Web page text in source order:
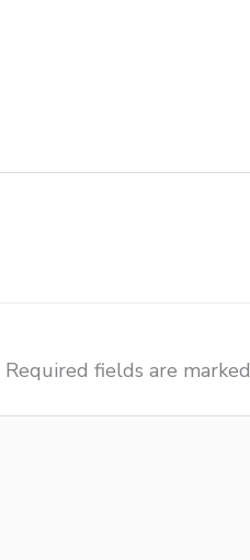
Required fields are marked